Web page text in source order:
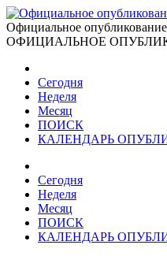
Официальное
ОФИЦИАЛЬНОЕ
Сегодня
Неделя
Месяц
ПОИСК
КАЛЕНДАРЬ
Сегодня
Неделя
Месяц
ПОИСК
КАЛЕНДАРЬ